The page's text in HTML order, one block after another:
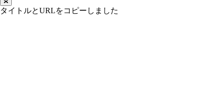
タイトルとURLをコピーしました